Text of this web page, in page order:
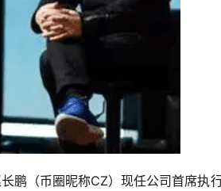
鹏（币圈昵称CZ）现任公司首席执